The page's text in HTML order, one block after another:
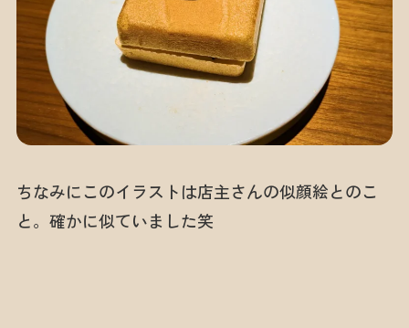
ちなみにこのイラストは店主さんの似顔絵とのこ
と。確かに似ていました笑